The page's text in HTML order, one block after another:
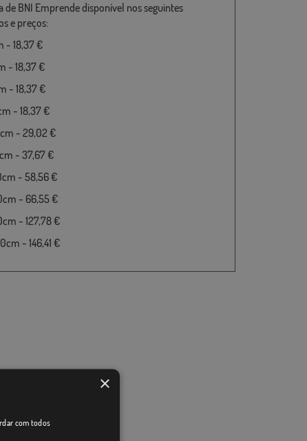
de BNI Emprende disponível nos seguintes
e preços:
- 18,37 €
- 18,37 €
- 18,37 €
- 18,37 €
- 29,02 €
- 37,67 €
- 58,56 €
- 66,55 €
- 127,78 €
- 146,41 €
×
com todos